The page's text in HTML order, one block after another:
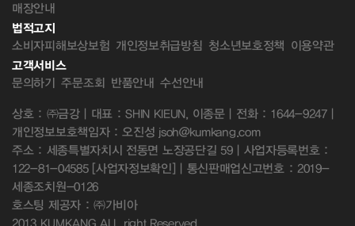
매장안내
법적고지
소비자피해보상보험 개인정보취급방침 청소년보호정책 이용약관
고객서비스
문의하기 주문조회 반품안내 수선안내
상호 : ㈜금강 | 대표 : SHIN KIEUN, 이종문 | 전화 : 1644-9247 |
개인정보보호책임자 : 오진성 jsoh@kumkang.com
주소 : 세종특별자치시 전동면 노장공단길 59 | 사업자등록번호 :
122-81-04585 [사업자정보확인] | 통신판매업신고번호 : 2019-
세종조치원-0126
호스팅 제공자 : ㈜가비아
2013 KUMKANG ALL right Reserved.